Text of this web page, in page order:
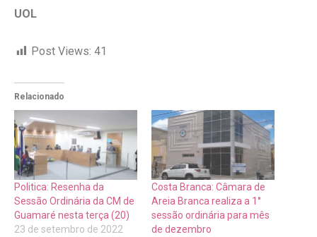
UOL
Post Views: 41
Relacionado
Politica: Resenha da
Sessão Ordinária da CM de
Guamaré nesta terça (20)
23 de setembro de 2022
Costa Branca: Câmara de
Areia Branca realiza a 1°
sessão ordinária para mês
de dezembro